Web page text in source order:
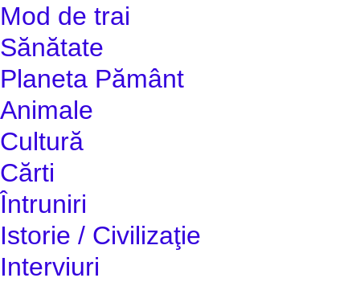
Mod de trai
Sănătate
Planeta Pământ
Animale
Cultură
Cărti
Întruniri
Istorie / Civilizaţie
Interviuri